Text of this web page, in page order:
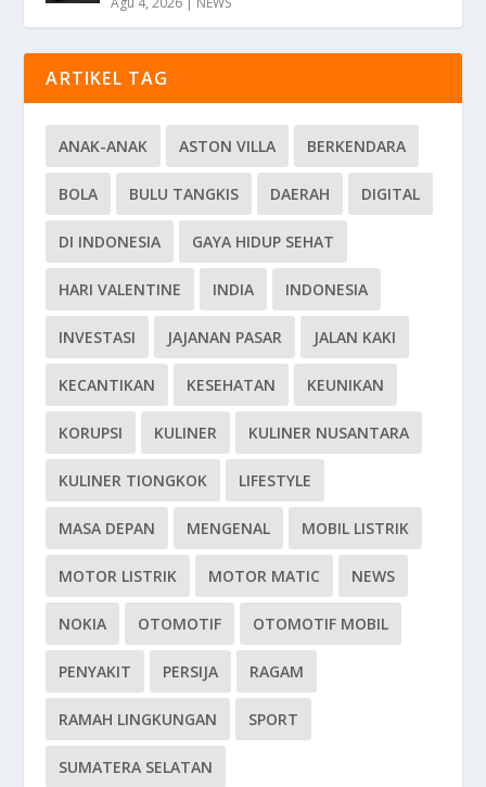
ARTIKEL TAG
ANAK-ANAK ASTON VILLA BERKENDARA
BOLA BULU TANGKIS DAERAH DIGITAL
DI INDONESIA GAYA HIDUP SEHAT
HARI VALENTINE INDIA INDONESIA
INVESTASI JAJANAN PASAR JALAN KAKI
KECANTIKAN KESEHATAN KEUNIKAN
KORUPSI KULINER KULINER NUSANTARA
KULINER TIONGKOK LIFESTYLE
MASA DEPAN MENGENAL MOBIL LISTRIK
MOTOR LISTRIK MOTOR MATIC NEWS
NOKIA OTOMOTIF OTOMOTIF MOBIL
PENYAKIT PERSIJA RAGAM
RAMAH LINGKUNGAN SPORT
SUMATERA SELATAN